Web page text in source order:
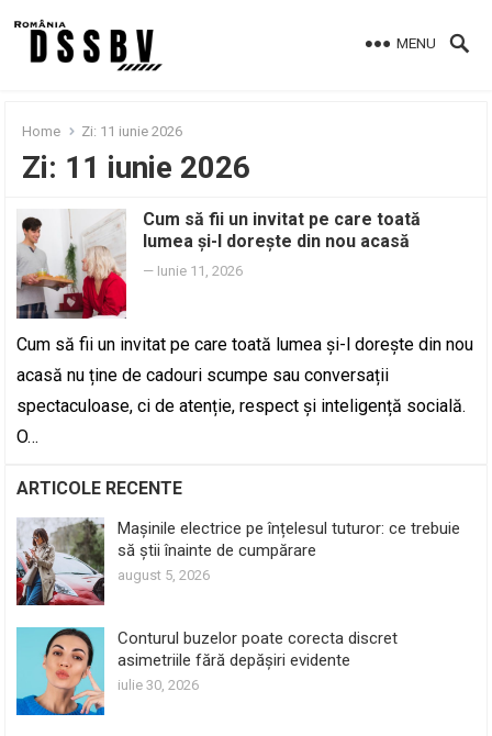
MENU
Home Zi: 11 iunie 2026
Zi: 11 iunie 2026
Cum să fii un invitat pe care toată
lumea și-l dorește din nou acasă
— Iunie 11, 2026
Cum să fii un invitat pe care toată lumea și-l dorește din nou
acasă nu ține de cadouri scumpe sau conversații
spectaculoase, ci de atenție, respect și inteligență socială.
O…
ARTICOLE RECENTE
Mașinile electrice pe înțelesul tuturor: ce trebuie
să știi înainte de cumpărare
august 5, 2026
Conturul buzelor poate corecta discret
asimetriile fără depășiri evidente
iulie 30, 2026